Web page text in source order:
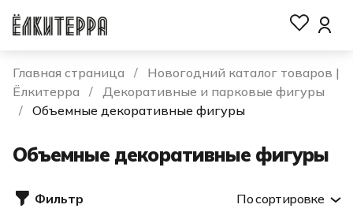
Главная страница
Новогодний каталог товаров |
Ёлкитерра
Декоративные и парковые фигуры
Объемные декоративные фигуры
Объемные декоративные фигуры
Фильтр По сортировке